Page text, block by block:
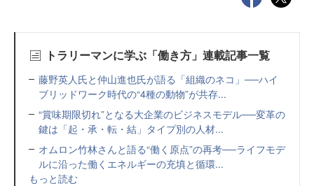
トラリーマンに学ぶ「働き方」連載記事一覧
藤野英人氏と仲山進也氏が語る「組織のネコ」──ハイ
ブリッドワーク時代の“4種の動物”が共存...
“賞味期限切れ”となる大企業のビジネスモデル──変革の
鍵は「起・承・転・結」タイプ別の人材...
オムロン竹林さんと語る“働く原点”の再考──ライフモデ
ルに沿った働くエネルギーの充填と循環...
もっと読む